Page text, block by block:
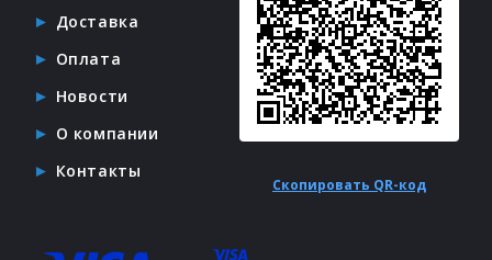
Доставка
Оплата
Новости
О компании
Контакты
Скопировать QR-код